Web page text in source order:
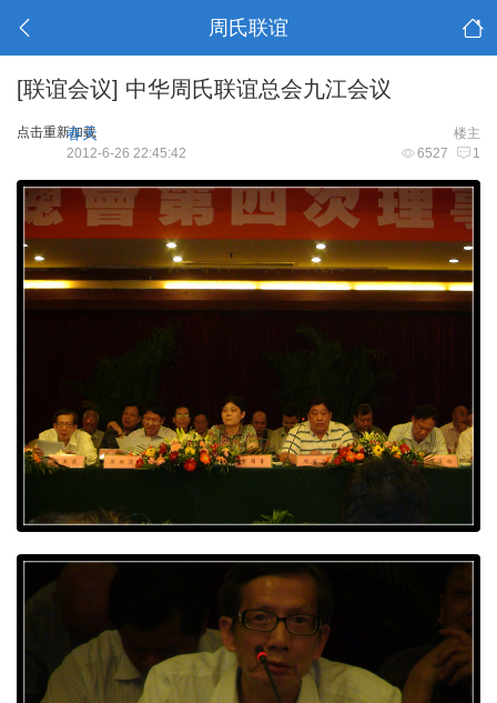
周氏联谊
[联谊会议] 中华周氏联谊总会九江会议
点击重新加载 楼主
春天
6527 1
2012-6-26 22:45:42